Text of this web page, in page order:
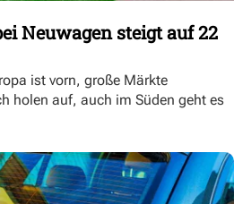
Neuwagen steigt auf 22
ist vorn, große Märkte
holen auf, auch im Süden geht es